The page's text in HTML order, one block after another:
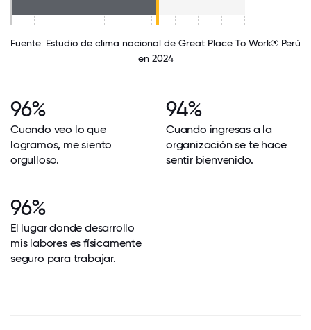
Fuente: Estudio de clima nacional de Great Place To Work® Perú
en 2024
96%
Cuando veo lo que
logramos, me siento
orgulloso.
94%
Cuando ingresas a la
organización se te hace
sentir bienvenido.
96%
El lugar donde desarrollo
mis labores es físicamente
seguro para trabajar.